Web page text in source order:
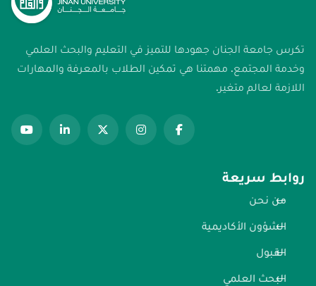
تكرس جامعة الجنان جهودها للتميز في التعليم والبحث العلمي
وخدمة المجتمع. مهمتنا هي تمكين الطلاب بالمعرفة والمهارات
اللازمة لعالم متغير.
روابط سريعة
من نحن
الشؤون الأكاديمية
القبول
البحث العلمي